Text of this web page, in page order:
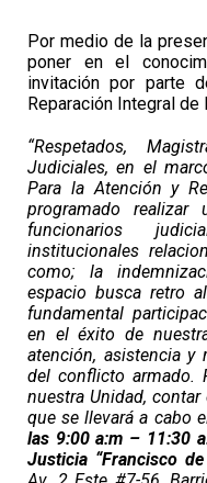
Por medio de la
poner en el
invitación por parte
Reparación Integral de
“Respetados,
Judiciales, en el
Para la Atención y
programado
funcionarios
institucionales
como; la
espacio busca retro
fundamental
en el éxito de
atención, asistencia y
del conflicto armado.
nuestra Unidad,
que se llevará a cabo
las 9:00 a:m – 11:30
Justicia “Francisco